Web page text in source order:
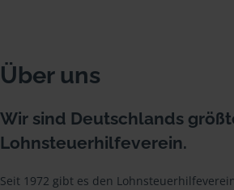
Über uns
Wir sind Deutschlands
Lohnsteuerhilfeverein.
Seit 1972 gibt es den